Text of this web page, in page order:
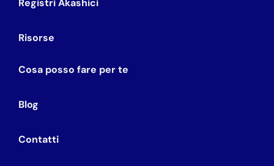
Registri Akashici
Risorse
Cosa posso fare per te
Blog
Contatti